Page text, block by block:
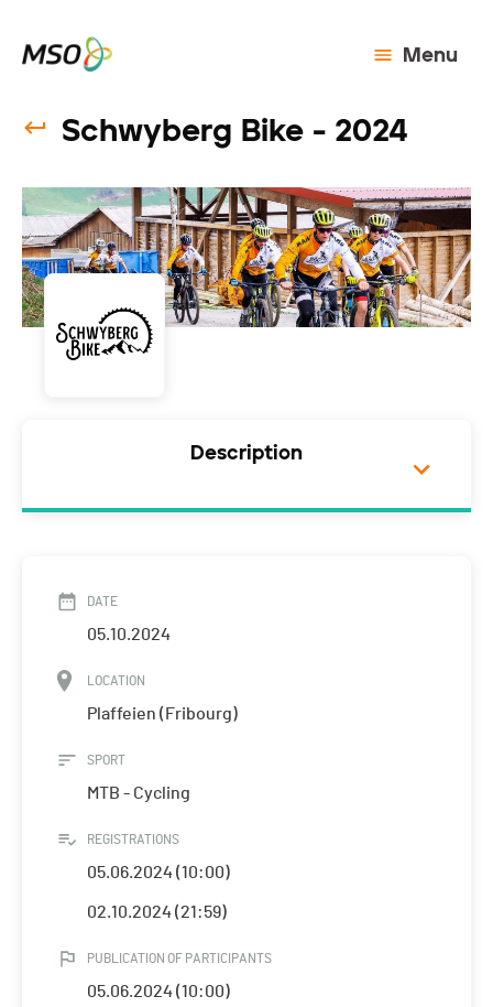
Menu
Schwyberg Bike - 2024
Description
DATE
05.10.2024
LOCATION
Plaffeien (Fribourg)
SPORT
MTB - Cycling
REGISTRATIONS
05.06.2024 (10:00)
02.10.2024 (21:59)
PUBLICATION OF PARTICIPANTS
05.06.2024 (10:00)